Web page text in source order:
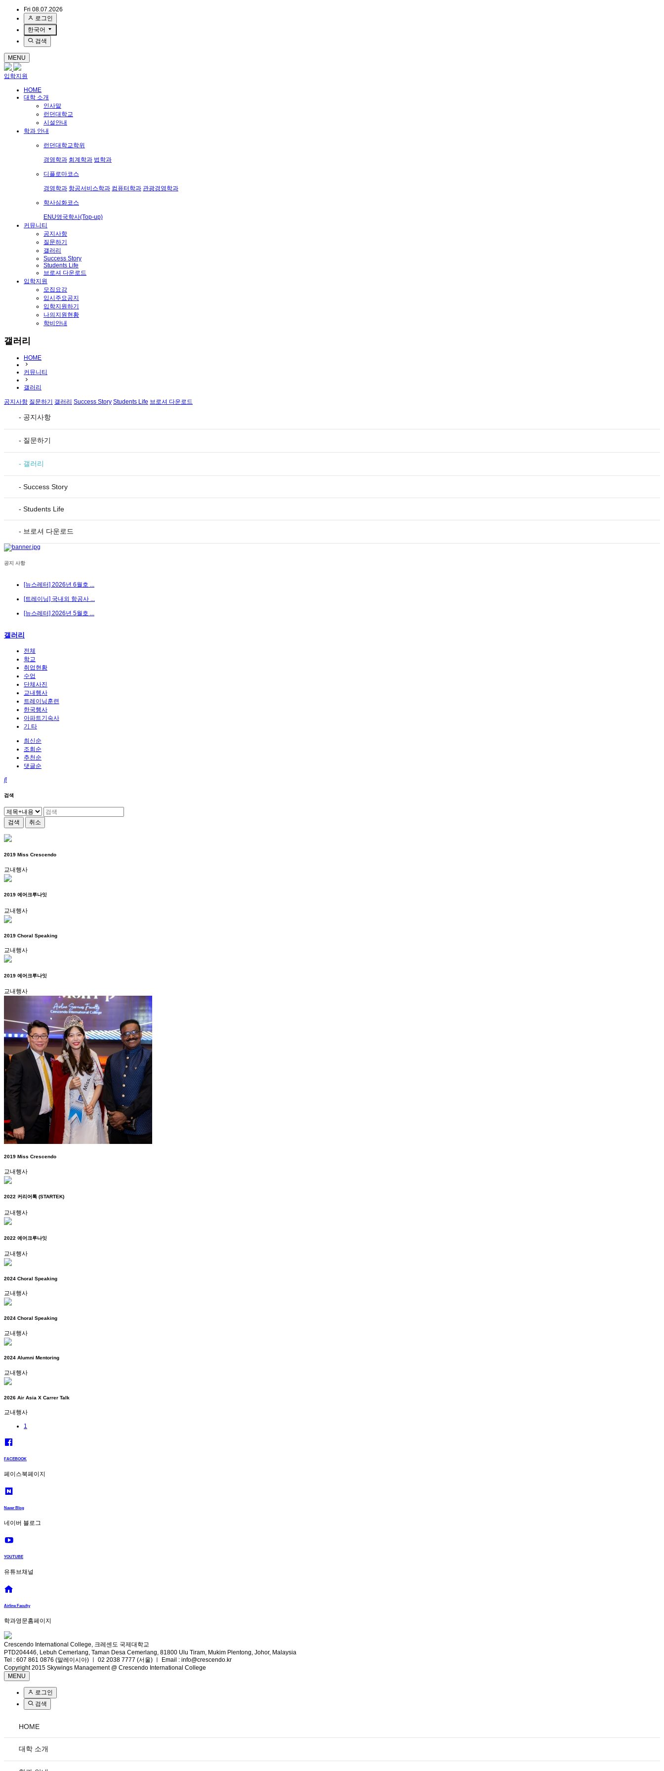
Fri 08.07.2026
로그인
한국어
검색
MENU
입학지원
HOME
대학 소개
인사말
런던대학교
시설안내
학과 안내
런던대학교학위
경영학과 회계학과 법학과
디플로마코스
경영학과 항공서비스학과 컴퓨터학과 관광경영학과
학사심화코스
ENU영국학사(Top-up)
커뮤니티
공지사항
질문하기
갤러리
Success Story
Students Life
브로셔 다운로드
입학지원
모집요강
입시주요공지
입학지원하기
나의지원현황
학비안내
갤러리
HOME
커뮤니티
갤러리
공지사항 질문하기 갤러리 Success Story Students Life 브로셔 다운로드
- 공지사항
- 질문하기
- 갤러리
- Success Story
- Students Life
- 브로셔 다운로드
공지 사항
[뉴스레터] 2026년 6월호 ...
[트레이닝] 국내외 항공사 ...
[뉴스레터] 2026년 5월호 ...
갤러리
전체
학교
취업현황
수업
단체사진
교내행사
트레이닝훈련
한국행사
아파트기숙사
기 타
최신순
조회순
추천순
댓글순
검색
검색 취소
2019 Miss Crescendo
교내행사
2019 에어크루나잇
교내행사
2019 Choral Speaking
교내행사
2019 에어크루나잇
교내행사
2019 Miss Crescendo
교내행사
2022 커리어톡 (STARTEK)
교내행사
2022 에어크루나잇
교내행사
2024 Choral Speaking
교내행사
2024 Choral Speaking
교내행사
2024 Alumni Mentoring
교내행사
2026 Air Asia X Carrer Talk
교내행사
1
FACEBOOK
페이스북페이지
Naver Blog
네이버 블로그
YOUTUBE
유튜브채널
Airline Faculty
학과영문홈페이지
Crescendo International College, 크레센도 국제대학교
PTD204446, Lebuh Cemerlang, Taman Desa Cemerlang, 81800 Ulu Tiram, Mukim Plentong, Johor, Malaysia
Tel : 607 861 0876 (말레이시아) ㅣ 02 2038 7777 (서울) ㅣ Email : info@crescendo.kr
Copyright 2015 Skywings Management @ Crescendo International College
MENU
로그인
검색
HOME
대학 소개